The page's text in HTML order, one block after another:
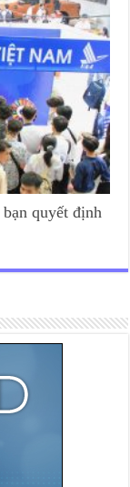
quyết định